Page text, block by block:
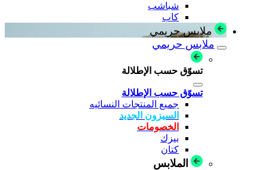
شباشب
كاب
ملابس حريمي
ملابس حريمي
تسوّق حسب الإطلالة
تسوّق حسب الإطلالة
جميع المنتجات النسائيه
السيزون الجديد
الخصومات
بيزك
كتان
الملابس